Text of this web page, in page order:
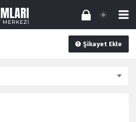
Şikayet Ekle